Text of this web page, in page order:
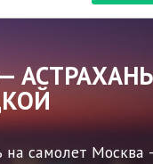
на самолет Москва